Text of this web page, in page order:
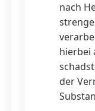
nach
hierbei
der